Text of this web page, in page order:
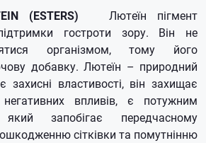
(ESTERS) Лютеїн пігмент
гостроти зору. Він не
організмом, тому його
добавку. Лютеїн – природний
властивості, він захищає
впливів, є потужним
який запобігає передчасному
сітківки та помутнінню